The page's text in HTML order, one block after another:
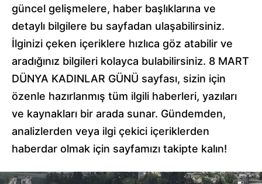
güncel gelişmelere, haber başlıklarına ve
detaylı bilgilere bu sayfadan ulaşabilirsiniz.
İlginizi çeken içeriklere hızlıca göz atabilir ve
aradığınız bilgileri kolayca bulabilirsiniz. 8 MART
DÜNYA KADINLAR GÜNÜ sayfası, sizin için
özenle hazırlanmış tüm ilgili haberleri, yazıları
ve kaynakları bir arada sunar. Gündemden,
analizlerden veya ilgi çekici içeriklerden
haberdar olmak için sayfamızı takipte kalın!